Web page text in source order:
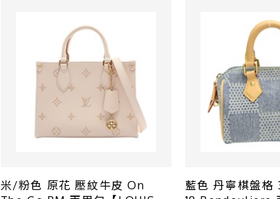
米/粉色 原花 壓紋牛皮 On
藍色 丹寧棋盤格